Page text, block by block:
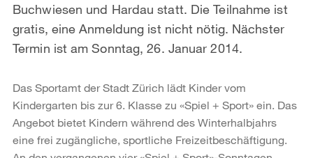
Buchwiesen und Hardau statt. Die Teilnahme ist
gratis, eine Anmeldung ist nicht nötig. Nächster
Termin ist am Sonntag, 26. Januar 2014.
Das Sportamt der Stadt Zürich lädt Kinder vom
Kindergarten bis zur 6. Klasse zu «Spiel + Sport» ein. Das
Angebot bietet Kindern während des Winterhalbjahrs
eine frei zugängliche, sportliche Freizeitbeschäftigung.